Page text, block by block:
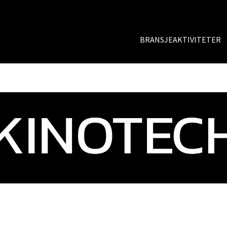
BRANSJEAKTIVITETER